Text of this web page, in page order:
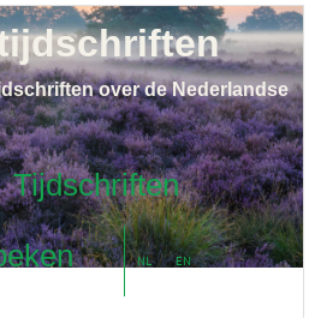
Tijdschriften
NL EN
over de Nederlandse